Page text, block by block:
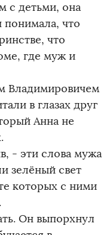
с детьми, она
понимала, что
что
где муж и
Владимировичем
в глазах друг
Анна не
- эти слова мужа
зелёный свет
которых с ними
Он выпорхнул